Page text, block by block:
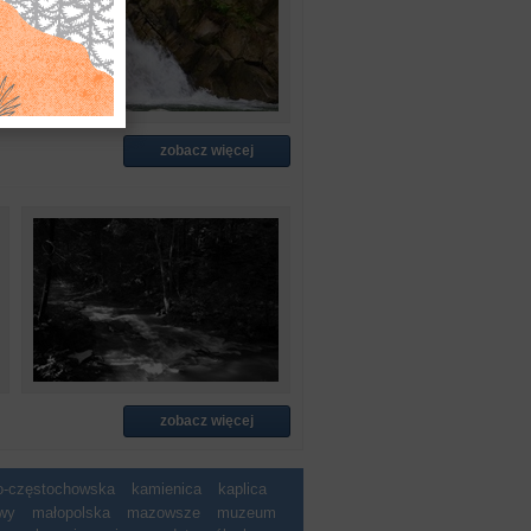
zobacz więcej
zobacz więcej
częstochowska kamienica
kaplica
małopolska mazowsze
muzeum